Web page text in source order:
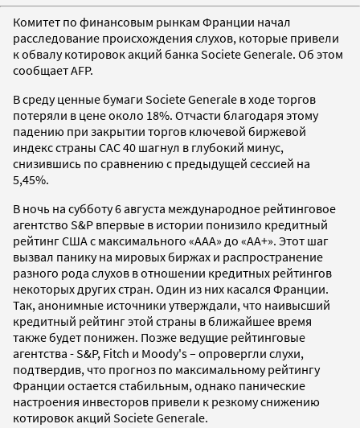
Комитет по финансовым рынкам Франции начал
расследование происхождения слухов, которые привели
к обвалу котировок акций банка Societe Generale. Об этом
сообщает AFP.
В среду ценные бумаги Societe Generale в ходе торгов
потеряли в цене около 18%. Отчасти благодаря этому
падению при закрытии торгов ключевой биржевой
индекс страны САС 40 шагнул в глубокий минус,
снизившись по сравнению с предыдущей сессией на
5,45%.
В ночь на субботу 6 августа международное рейтинговое
агентство S&P впервые в истории понизило кредитный
рейтинг США с максимального «ААА» до «АА+». Этот шаг
вызвал панику на мировых биржах и распространение
разного рода слухов в отношении кредитных рейтингов
некоторых других стран. Один из них касался Франции.
Так, анонимные источники утверждали, что наивысший
кредитный рейтинг этой страны в ближайшее время
также будет понижен. Позже ведущие рейтинговые
агентства - S&Р, Fitch и Moody's – опровергли слухи,
подтвердив, что прогноз по максимальному рейтингу
Франции остается стабильным, однако панические
настроения инвесторов привели к резкому снижению
котировок акций Societe Generale.